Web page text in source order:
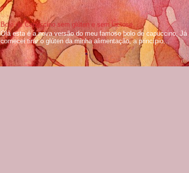
Bolo de Capuccino sem glúten e sem lactose.
Olá esta é a nova versão do meu famoso bolo de capuccino,
comecei tirar o glúten da minha alimentação, a princípio...